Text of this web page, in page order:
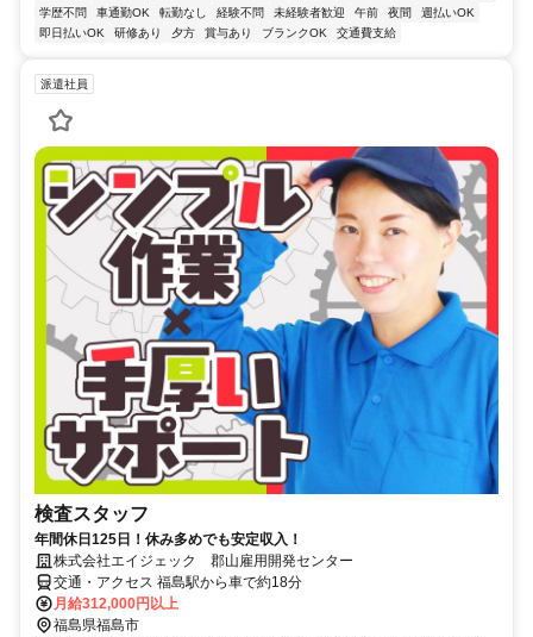
学歴不問
車通勤OK 転勤なし 経験不問 未経験者歓迎 午前 夜間
週払いOK
即日払いOK
研修あり 夕方 賞与あり ブランクOK 交通費支給
派遣社員
検査スタッフ
年間休日125日！休み多めでも安定収入！
株式会社エイジェック 郡山雇用開発センター
交通・アクセス 福島駅から車で約18分
月給312,000円以上
福島県福島市